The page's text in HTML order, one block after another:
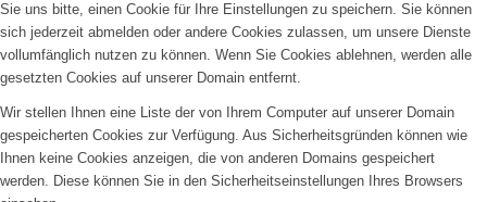
Sie uns bitte, einen Cookie für Ihre Einstellungen zu speichern. Sie können
sich jederzeit abmelden oder andere Cookies zulassen, um unsere Dienste
vollumfänglich nutzen zu können. Wenn Sie Cookies ablehnen, werden alle
gesetzten Cookies auf unserer Domain entfernt.
Wir stellen Ihnen eine Liste der von Ihrem Computer auf unserer Domain
gespeicherten Cookies zur Verfügung. Aus Sicherheitsgründen können wie
Ihnen keine Cookies anzeigen, die von anderen Domains gespeichert
werden. Diese können Sie in den Sicherheitseinstellungen Ihres Browsers